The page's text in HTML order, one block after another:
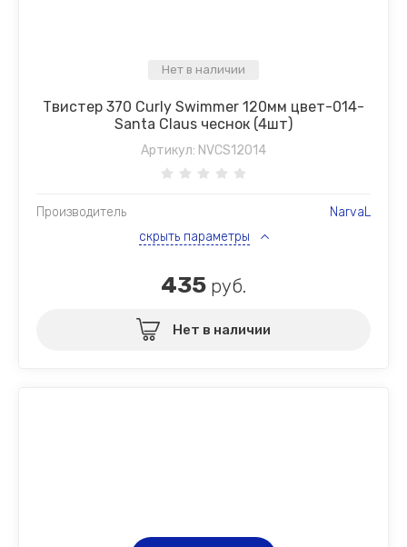
Нет в наличии
Твистер 370 Curly Swimmer 120мм цвет-014-
Santa Claus чеснок (4шт)
Артикул: NVCS12014
Производитель
NarvaL
скрыть параметры
435 руб.
Нет в наличии